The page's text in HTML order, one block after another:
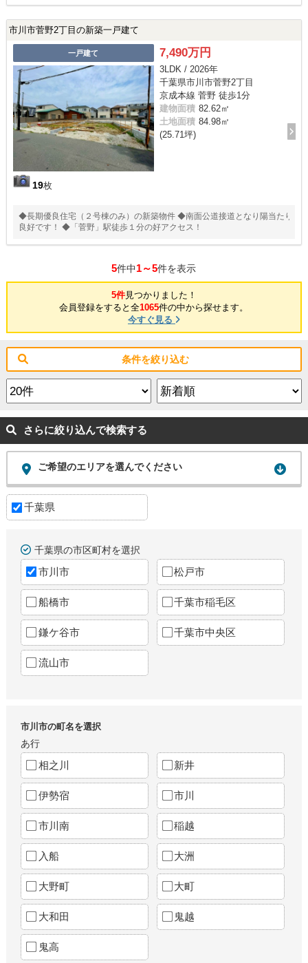
市川市菅野2丁目の新築一戸建て
一戸建て
19枚
7,490万円
3LDK / 2026年
千葉県市川市菅野2丁目
京成本線 菅野 徒歩1分
建物面積 82.62㎡
土地面積 84.98㎡
(25.71坪)
◆長期優良住宅（２号棟のみ）の新築物件 ◆南面公道接道となり陽当たり
良好です！ ◆「菅野」駅徒歩１分の好アクセス！
5件中1～5件を表示
5件見つかりました！
会員登録をすると全1065件の中から探せます。
今すぐ見る
条件を絞り込む
さらに絞り込んで検索する
ご希望のエリアを選んでください
千葉県
千葉県の市区町村を選択
市川市 松戸市
船橋市 千葉市稲毛区
鎌ケ谷市 千葉市中央区
流山市
市川市の町名を選択
あ行
相之川 新井
伊勢宿 市川
市川南 稲越
入船 大洲
大野町 大町
大和田 鬼越
鬼高